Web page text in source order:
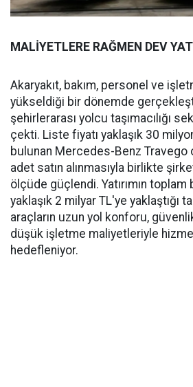
MALİYETLERE RAĞMEN DEV
Akaryakıt, bakım, personel ve
yükseldiği bir dönemde
şehirlerarası yolcu taşımacılığı
çekti. Liste fiyatı yaklaşık 30
bulunan Mercedes-Benz
adet satın alınmasıyla birlikte
ölçüde güçlendi. Yatırımın
yaklaşık 2 milyar TL'ye yaklaştığı
araçların uzun yol konforu,
düşük işletme maliyetleriyle
hedefleniyor.